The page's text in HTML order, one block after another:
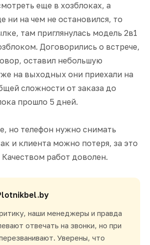
еще в хозблоках, а
ни на чем не остановился, то
там приглянулась модель 2в1
Договорились о встрече,
оставил небольшую
на выходных они приехали на
сложности от заказа до
прошло 5 дней.
но телефон нужно снимать
и клиента можно потеря, за это
работ доволен.
наши менеджеры и правда
отвечать на звонки, но при
Уверены, что